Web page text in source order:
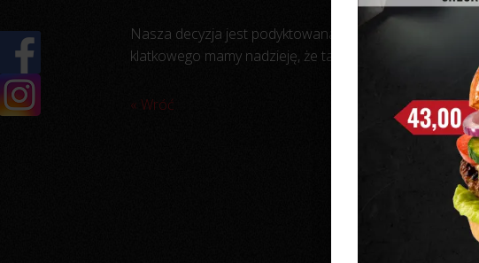
Nasza decyzja jest podyktowana chęcią poprawy
klatkowego mamy nadzieję, że także inne firmy pójdą za
« Wróć